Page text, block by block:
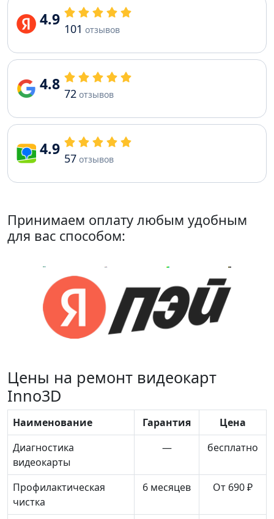
4.9 101 отзывов
4.8 72 отзывов
4.9 57 отзывов
Принимаем оплату любым удобным
для вас способом:
Цены на ремонт видеокарт
Inno3D
Наименование Гарантия
Цена
Диагностика
видеокарты
— бесплатно
Профилактическая
чистка
6 месяцев От 690 ₽